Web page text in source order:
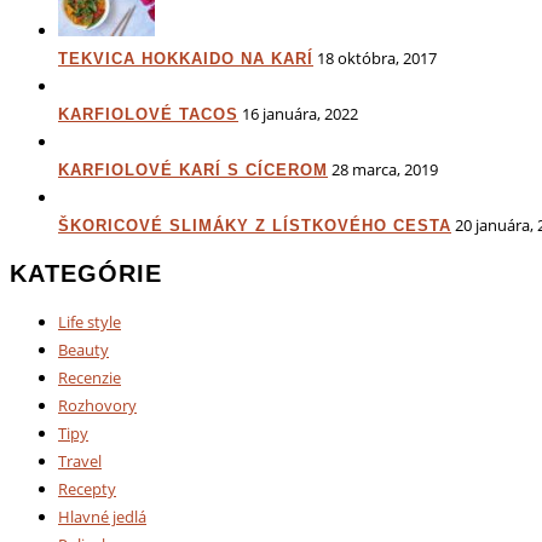
TEKVICA HOKKAIDO NA KARÍ 18 októbra, 2017
KARFIOLOVÉ TACOS 16 januára, 2022
KARFIOLOVÉ KARÍ S CÍCEROM 28 marca, 2019
ŠKORICOVÉ SLIMÁKY Z LÍSTKOVÉHO CESTA 20 januára,
KATEGÓRIE
Life style
Beauty
Recenzie
Rozhovory
Tipy
Travel
Recepty
Hlavné jedlá